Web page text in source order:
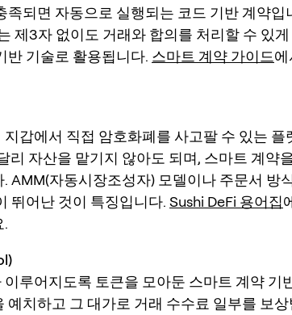
족되면 자동으로 실행되는 코드 기반 계약입
제3자 없이도 거래와 합의를 처리할 수 있
반 기술로 활용됩니다. 스마트 계약 가이드
지갑에서 직접 암호화폐를 사고팔 수 있는 플
리 자산을 맡기지 않아도 되며, 스마트 계약
AMM(자동시장조성자) 모델이나 주문서 방
뛰어난 것이 특징입니다. Sushi DeFi 용어집
.
이루어지도록 토큰을 모아둔 스마트 계약 기
예치하고 그 대가로 거래 수수료 일부를 보